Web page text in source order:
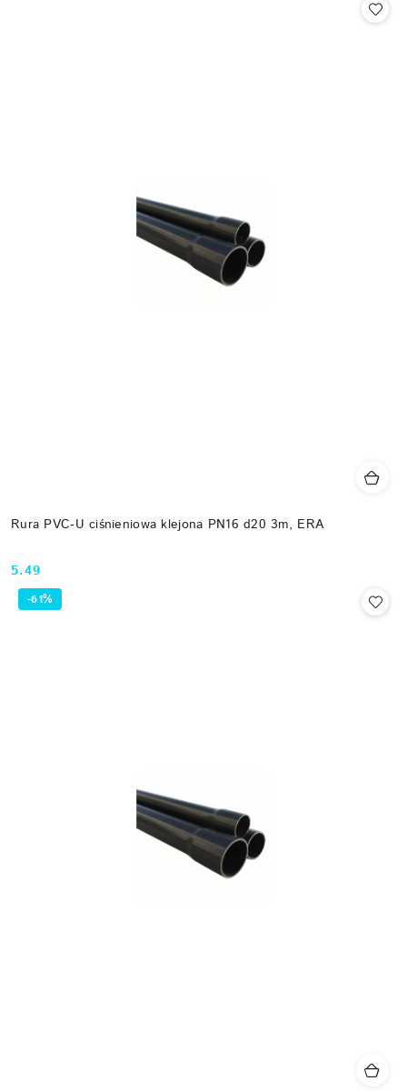
Rura PVC-U ciśnieniowa klejona PN16 d20 3m, ERA
Cena:
5.49
-61%